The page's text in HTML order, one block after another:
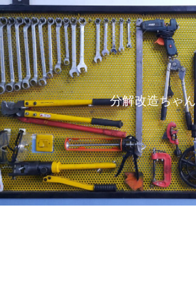
分解改造ちゃん